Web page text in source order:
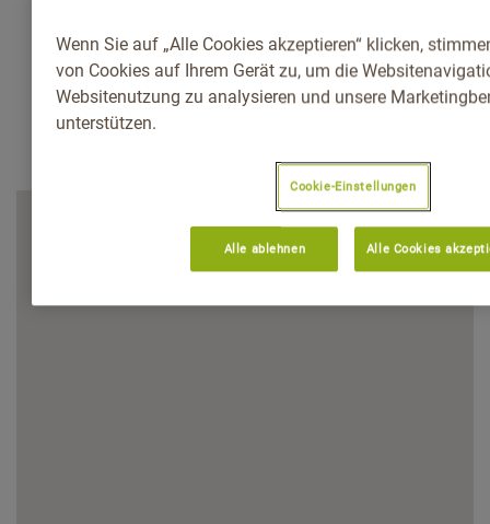
Wenn Sie auf „Alle Cookies akzeptieren“ klicken,
von Cookies auf Ihrem Gerät zu, um die
Websitenutzung zu analysieren und unsere
unterstützen.
Cookie-Einstellungen
Alle ablehnen Alle Cookies